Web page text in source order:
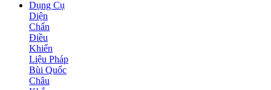
Dụng Cụ
Diện
Chẩn
Điều
Khiển
Liệu Pháp
Bùi Quốc
Châu